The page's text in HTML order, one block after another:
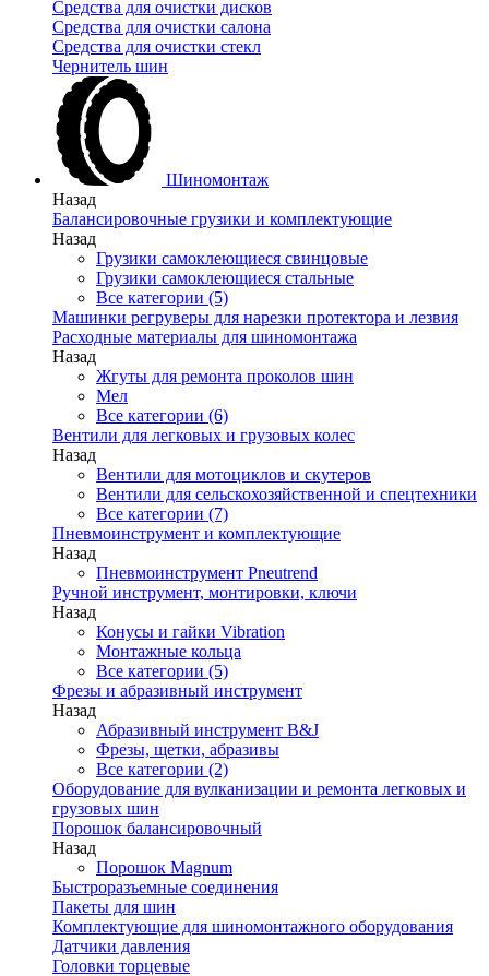
Средства для очистки дисков
Средства для очистки салона
Средства для очистки стекл
Чернитель шин
Шиномонтаж
Назад
Балансировочные грузики и комплектующие
Назад
Грузики самоклеющиеся свинцовые
Грузики самоклеющиеся стальные
Все категории (5)
Машинки регруверы для нарезки протектора и лезвия
Расходные материалы для шиномонтажа
Назад
Жгуты для ремонта проколов шин
Мел
Все категории (6)
Вентили для легковых и грузовых колес
Назад
Вентили для мотоциклов и скутеров
Вентили для сельскохозяйственной и спецтехники
Все категории (7)
Пневмоинструмент и комплектующие
Назад
Пневмоинструмент Pneutrend
Ручной инструмент, монтировки, ключи
Назад
Конусы и гайки Vibration
Монтажные кольца
Все категории (5)
Фрезы и абразивный инструмент
Назад
Абразивный инструмент B&J
Фрезы, щетки, абразивы
Все категории (2)
Оборудование для вулканизации и ремонта легковых и
грузовых шин
Порошок балансировочный
Назад
Порошок Magnum
Быстроразъемные соединения
Пакеты для шин
Комплектующие для шиномонтажного оборудования
Датчики давления
Головки торцевые